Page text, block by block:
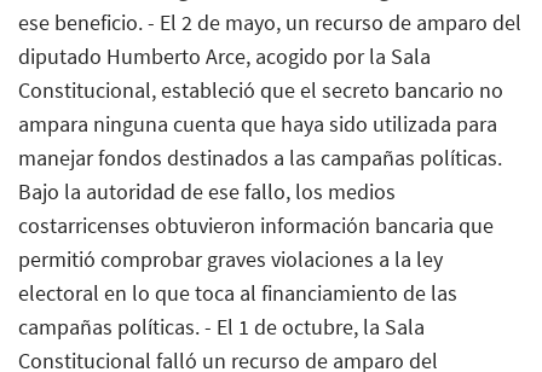
ese beneficio. - El 2 de mayo, un recurso de amparo del
diputado Humberto Arce, acogido por la Sala
Constitucional, estableció que el secreto bancario no
ampara ninguna cuenta que haya sido utilizada para
manejar fondos destinados a las campañas políticas.
Bajo la autoridad de ese fallo, los medios
costarricenses obtuvieron información bancaria que
permitió comprobar graves violaciones a la ley
electoral en lo que toca al financiamiento de las
campañas políticas. - El 1 de octubre, la Sala
Constitucional falló un recurso de amparo del